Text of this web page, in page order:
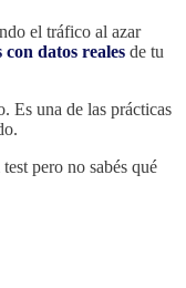
el tráfico al azar
con datos reales de tu
Es una de las prácticas
pero no sabés qué